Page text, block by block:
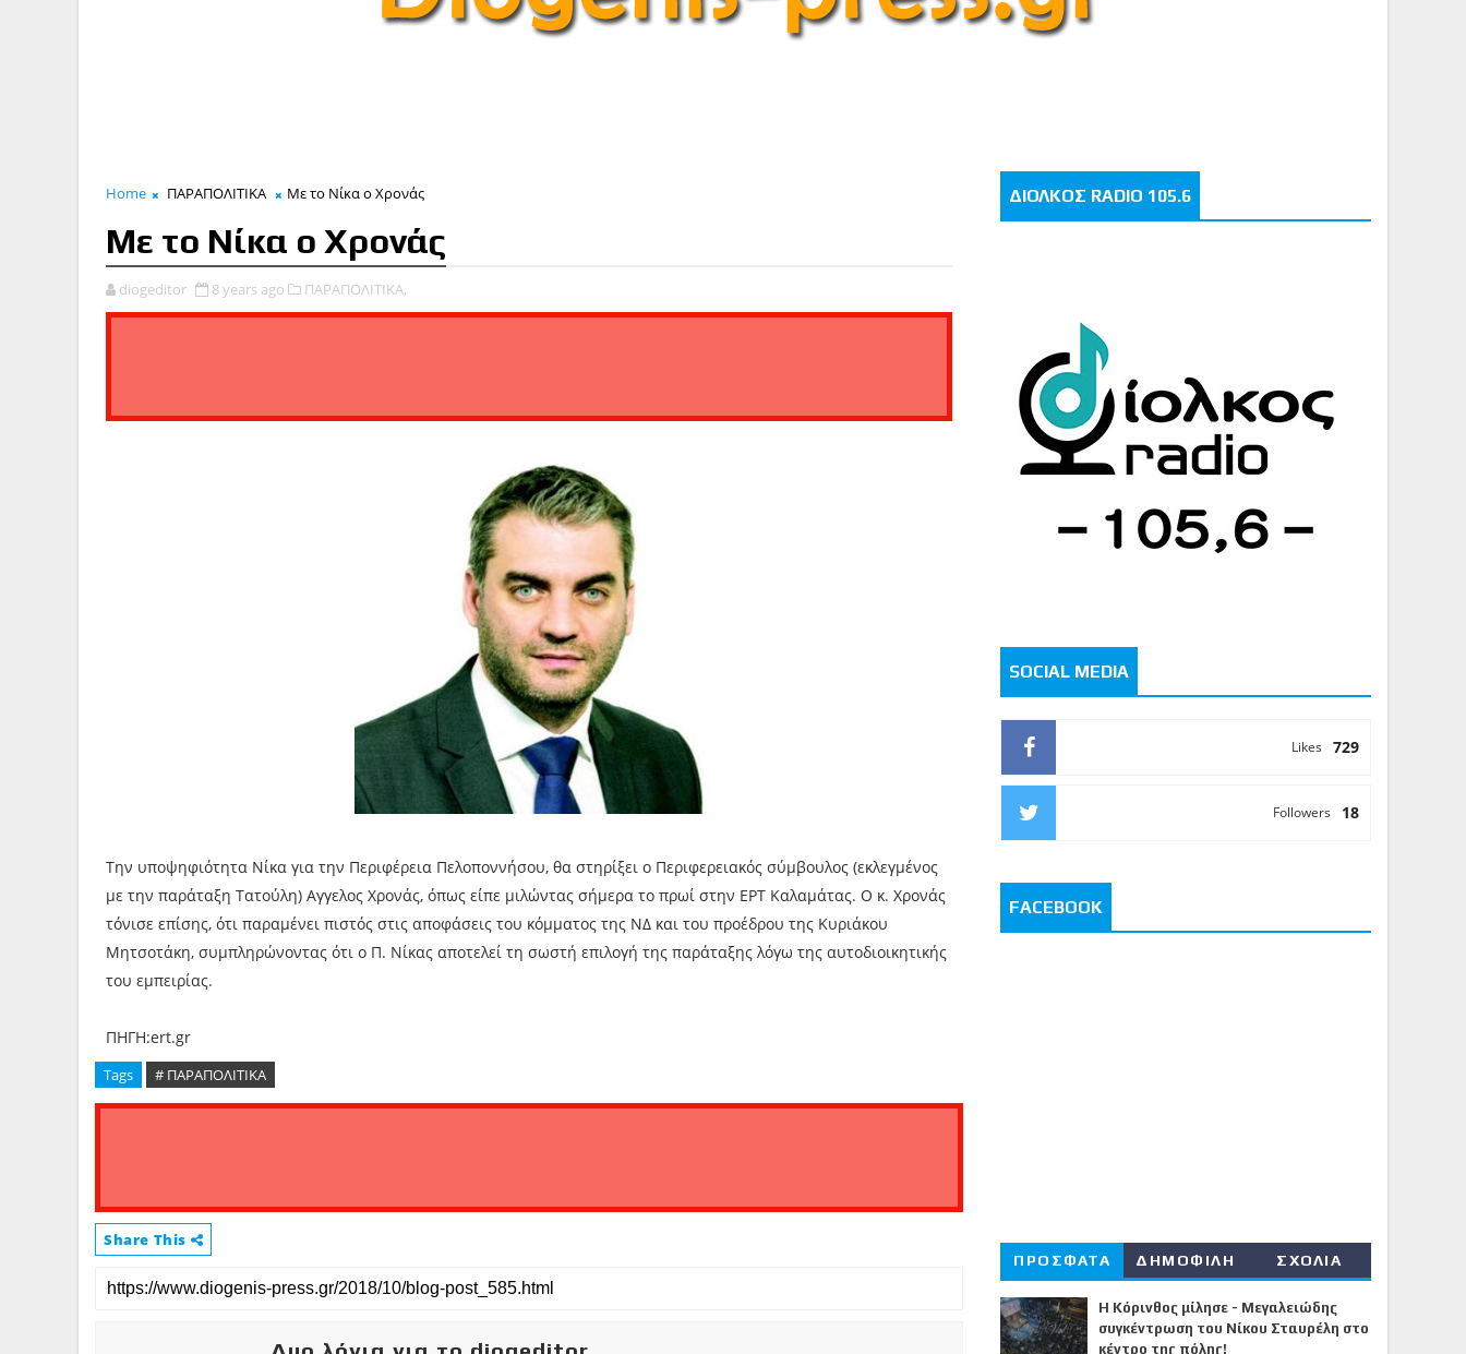
Home ΠΑΡΑΠΟΛΙΤΙΚΑ Με το Νίκα ο Χρονάς
Με το Νίκα ο Χρονάς
diogeditor 8 years ago ΠΑΡΑΠΟΛΙΤΙΚΑ,
Την υποψηφιότητα Νίκα για την Περιφέρεια Πελοποννήσου, θα στηρίξει ο Περιφερειακός σύμβουλος (εκλεγμένος
με την παράταξη Τατούλη) Αγγελος Χρονάς, όπως είπε μιλώντας σήμερα το πρωί στην ΕΡΤ Καλαμάτας. O κ. Χρονάς
τόνισε επίσης, ότι παραμένει πιστός στις αποφάσεις του κόμματος της ΝΔ και του προέδρου της Κυριάκου
Μητσοτάκη, συμπληρώνοντας ότι ο Π. Νίκας αποτελεί τη σωστή επιλογή της παράταξης λόγω της αυτοδιοικητικής
του εμπειρίας.
ΠΗΓΗ:ert.gr
Tags # ΠΑΡΑΠΟΛΙΤΙΚΑ
Share This
ΔΙΟΛΚΟΣ RADIO 105.6
SOCIAL MEDIA
729
Likes
18
Followers
FACEBOOK
ΠΡΟΣΦΑΤΑ ΔΗΜΟΦΙΛΗ ΣΧΟΛΙΑ
Η Κόρινθος μίλησε - Μεγαλειώδης
συγκέντρωση του Νίκου Σταυρέλη στο
κέντρο της πόλης!